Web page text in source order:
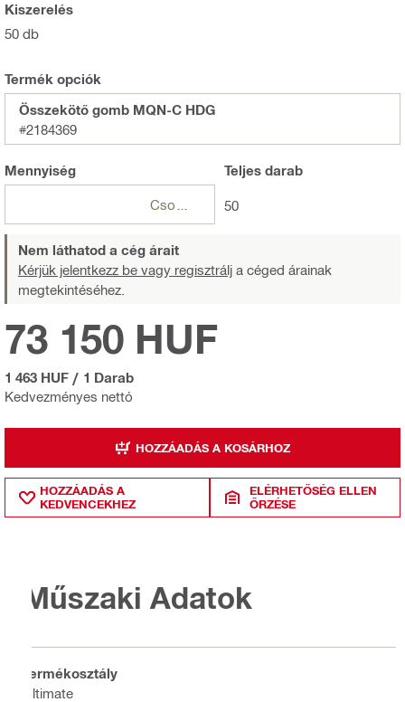
Kiszerelés
50 db
Termék opciók
Összekötő gomb MQN-C HDG
#2184369
Mennyiség Teljesdarab
50
Nem láthatod a cég árait
Kérjük jelentkezz be vagy regisztrálj a céged árainak
megtekintéséhez.
Kedvezményes nettó
73 150 HUF
1 463 HUF / 1 Darab
HOZZÁADÁS A KOSÁRHOZ
HOZZÁADÁS A
KEDVENCEKHEZ
ELÉRHETŐSÉG ELLEN
ŐRZÉSE
Műszaki Adatok
Termékosztály
Ultimate